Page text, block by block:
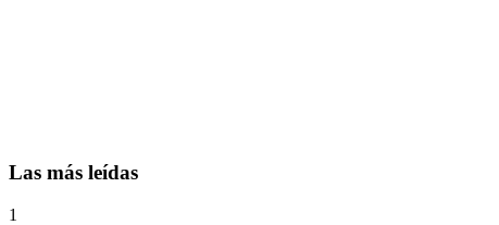
Las más leídas
1